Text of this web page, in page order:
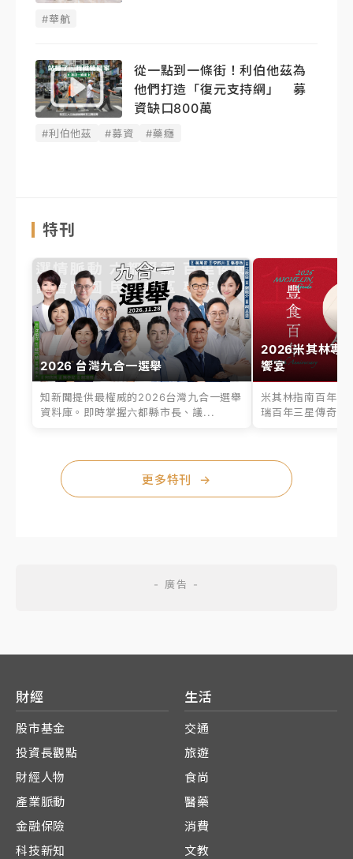
#華航
從一點到一條街！利伯他茲為
他們打造「復元支持網」 募
資缺口800萬
#利伯他茲 #募資 #藥癮
特刊
2026 台灣九合一選舉
知新聞提供最權威的2026台灣九合一選舉
資料庫。即時掌握六都縣市長、議...
2026米其林專
饗宴
米其林指南百年之
瑞百年三星傳奇、
更多特刊 →
財經
股市基金
投資長觀點
財經人物
產業脈動
金融保險
科技新知
生活
交通
旅遊
食尚
醫藥
消費
文教